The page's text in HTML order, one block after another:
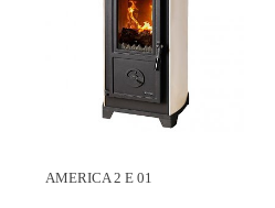
AMERICA 2 E 01